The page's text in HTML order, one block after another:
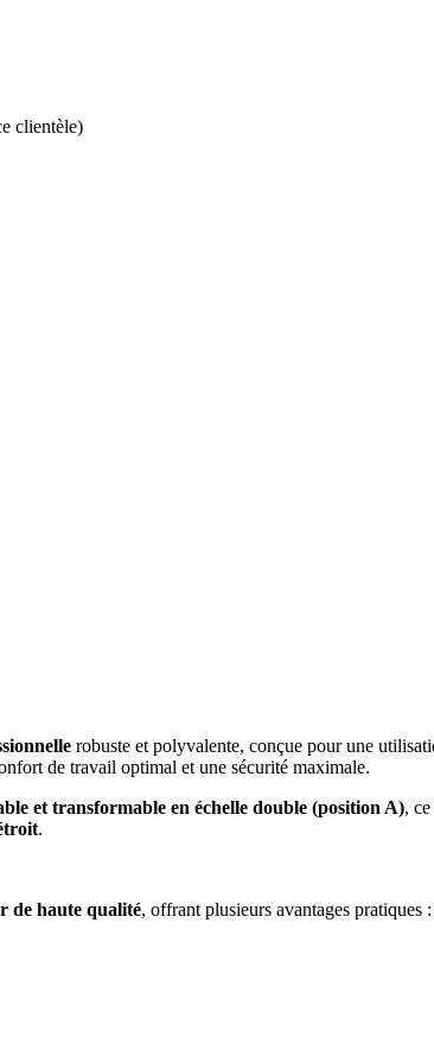
clientèle)
robuste et polyvalente, conçue pour une
de travail optimal et une sécurité maximale.
et transformable en échelle double (position A),
.
de haute qualité, offrant plusieurs avantages pratiques :